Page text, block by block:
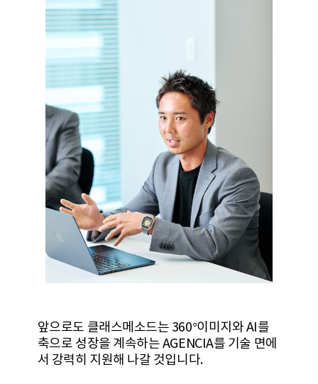
앞으로도 클래스메소드는 360°이미지와 AI를
축으로 성장을 계속하는 AGENCIA를 기술 면에
서 강력히 지원해 나갈 것입니다.